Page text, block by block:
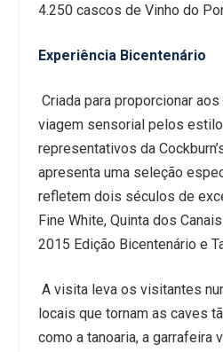
4.250 cascos de Vinho do
Experiência Bicentenário
Criada para proporcionar
viagem sensorial pelos
representativos da
apresenta uma seleção
refletem dois séculos de
Fine White, Quinta dos
2015 Edição Bicentenário e
A visita leva os visitantes
locais que tornam as caves
como a tanoaria, a garrafeira